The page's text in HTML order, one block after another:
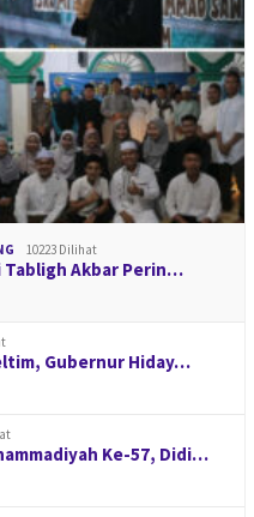
10223 Dilihat
Akbar Perin…
Gubernur Hiday…
Ke-57, Didi…